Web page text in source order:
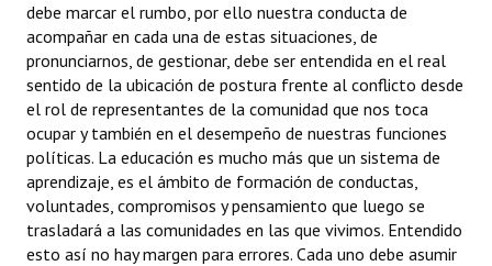
Entrega de distinciones
REFORMA DE LA CARTA ORGÁNICA
debe marcar el rumbo, por ello nuestra conducta de
acompañar en cada una de estas situaciones, de
pronunciarnos, de gestionar, debe ser entendida en el real
sentido de la ubicación de postura frente al conflicto desde
el rol de representantes de la comunidad que nos toca
ocupar y también en el desempeño de nuestras funciones
políticas. La educación es mucho más que un sistema de
aprendizaje, es el ámbito de formación de conductas,
voluntades, compromisos y pensamiento que luego se
trasladará a las comunidades en las que vivimos. Entendido
esto así no hay margen para errores. Cada uno debe asumir